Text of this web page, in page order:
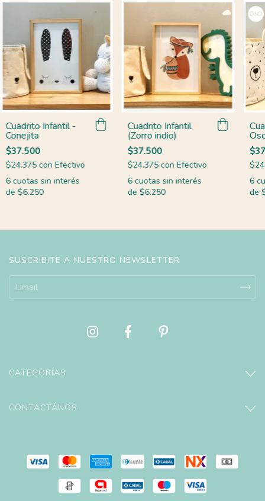
Cuadrito Infantil -
Conejita
$37.500
$24.375 con Efectivo
6 cuotas sin interés
de $6.250
Cuadrito Infantil
(Zorro indio)
$37.500
$24.375 con Efectivo
6 cuotas sin interés
de $6.250
6
de
SUSCRIBITE A NUESTRO NEWSLETTER
CATEGORÍAS
CONTACTÁNOS